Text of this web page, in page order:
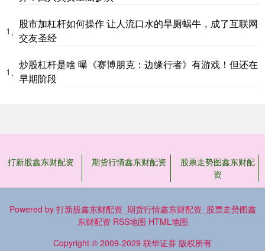
1、
股市加杠杆如何操作 让人流口水的旱厕蜗牛，成了互联网
交友圣经
1、
炒股杠杆是啥 曝《赛博朋克：边缘行者》有游戏！但还在
早期阶段
打新股鑫东财配资 期货行情鑫东财配资
股票走势图鑫东财配
资
Powered by 打新股鑫东财配资_期货行情鑫东财配资_股票走势图鑫
东财配资 RSS地图 HTML地图
Copyright © 2009-2029 联华证券 版权所有